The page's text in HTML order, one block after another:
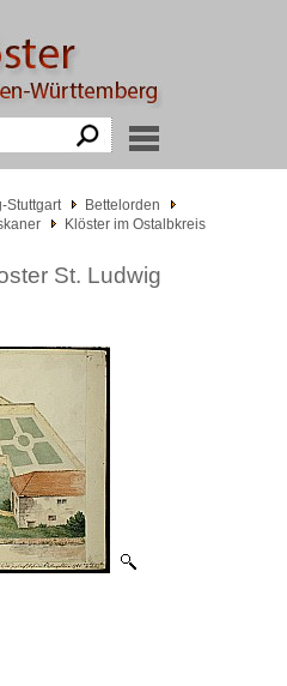
Stuttgart
Bettelorden
Klöster im Ostalbkreis
St. Ludwig